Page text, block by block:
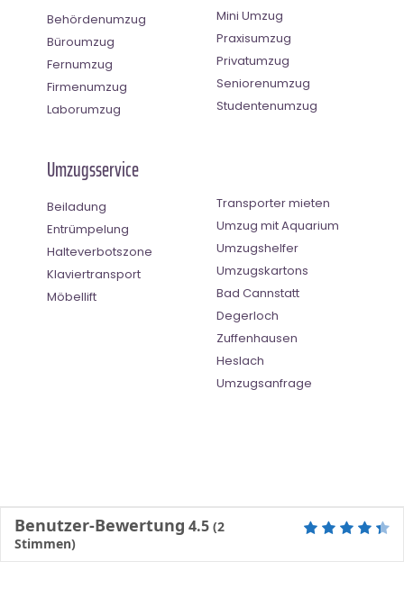
Behördenumzug
Büroumzug
Fernumzug
Firmenumzug
Laborumzug
Mini Umzug
Praxisumzug
Privatumzug
Seniorenumzug
Studentenumzug
Umzugsservice
Beiladung
Entrümpelung
Halteverbotszone
Klaviertransport
Möbellift
Transporter mieten
Umzug mit Aquarium
Umzugshelfer
Umzugskartons
Bad Cannstatt
Degerloch
Zuffenhausen
Heslach
Umzugsanfrage
Benutzer-Bewertung 4.5 (2
Stimmen)